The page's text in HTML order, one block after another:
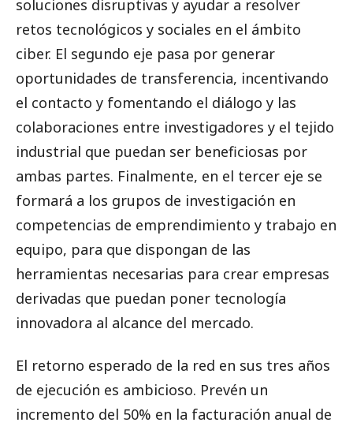
soluciones disruptivas y ayudar a resolver
retos tecnológicos y sociales en el ámbito
ciber. El segundo eje pasa por generar
oportunidades de transferencia, incentivando
el contacto y fomentando el diálogo y las
colaboraciones entre investigadores y el tejido
industrial que puedan ser beneficiosas por
ambas partes. Finalmente, en el tercer eje se
formará a los grupos de investigación en
competencias de emprendimiento y trabajo en
equipo, para que dispongan de las
herramientas necesarias para crear empresas
derivadas que puedan poner tecnología
innovadora al alcance del mercado.
El retorno esperado de la red en sus tres años
de ejecución es ambicioso. Prevén un
incremento del 50% en la facturación anual de